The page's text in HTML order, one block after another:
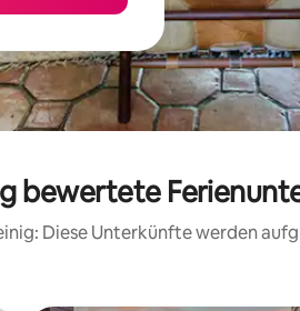
bewertete
Diese Unterkünfte werden